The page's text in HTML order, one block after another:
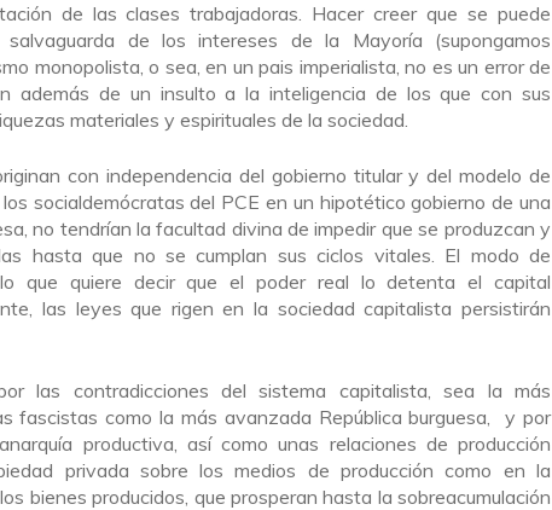
de las clases trabajadoras. Hacer creer que se puede
de los intereses de la Mayoría (supongamos
monopolista, o sea, en un pais imperialista, no es un error de
además de un insulto a la inteligencia de los que con sus
materiales y espirituales de la sociedad.
con independencia del gobierno titular y del modelo de
socialdemócratas del PCE en un hipotético gobierno de una
no tendrían la facultad divina de impedir que se produzcan y
hasta que no se cumplan sus ciclos vitales. El modo de
que quiere decir que el poder real lo detenta el capital
las leyes que rigen en la sociedad capitalista persistirán
las contradicciones del sistema capitalista, sea la más
fascistas como la más avanzada República burguesa, y por
productiva, así como unas relaciones de producción
privada sobre los medios de producción como en la
bienes producidos, que prosperan hasta la sobreacumulación